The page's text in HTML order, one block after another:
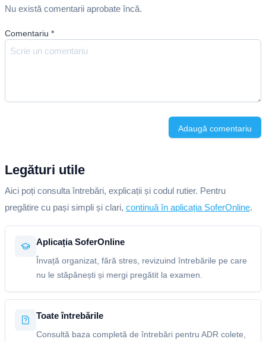
Nu există comentarii aprobate încă.
Comentariu *
Adaugă comentariu
Legături utile
Aici poți consulta întrebări, explicații și codul rutier. Pentru
pregătire cu pași simpli și clari, continuă în aplicația SoferOnline.
Aplicația SoferOnline
Învață organizat, fără stres, revizuind întrebările pe care
nu le stăpânești și mergi pregătit la examen.
Toate întrebările
Consultă baza completă de întrebări pentru ADR colete,